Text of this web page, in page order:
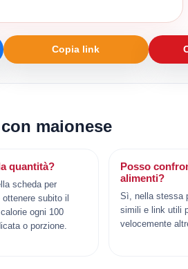
Copia link
maionese
quantità?
scheda per
subito il
ogni 100
o porzione.
Posso
alimenti?
Sì, nella stessa
simili e link utili
velocemente